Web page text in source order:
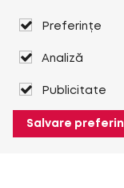
Preferințe
Analiză
Publicitate
Salvare